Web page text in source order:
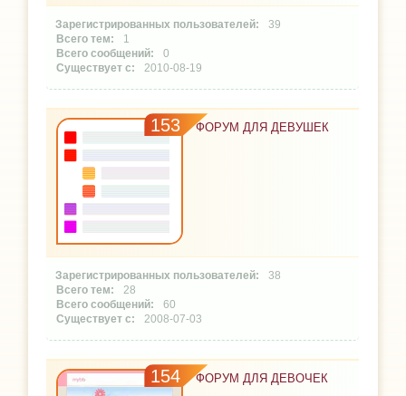
39
1
0
2010-08-19
153 ФОРУМ ДЛЯ ДЕВУШЕК
38
28
60
2008-07-03
154 ФОРУМ ДЛЯ ДЕВОЧЕК